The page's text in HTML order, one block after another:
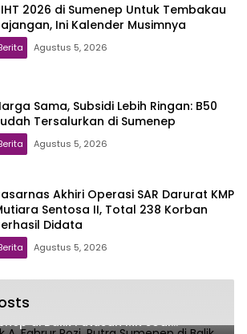
2026 di Sumenep Untuk Tembakau
Ini Kalender Musimnya
Agustus 5, 2026
Sama, Subsidi Lebih Ringan: B50
Tersalurkan di Sumenep
Agustus 5, 2026
Akhiri Operasi SAR Darurat KMP
Sentosa II, Total 238 Korban
Didata
Agustus 5, 2026
Jejak A. Fahrur Rozi, Putra
di Balik Putusan MK soal